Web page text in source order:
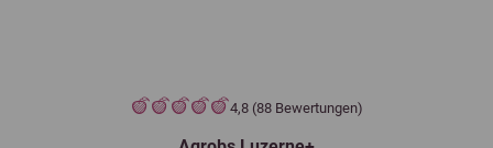
4,8 (88 Bewertungen)